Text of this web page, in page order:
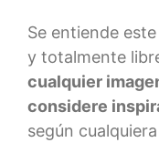
Se entiende
y totalmente
cualquier
considere
según